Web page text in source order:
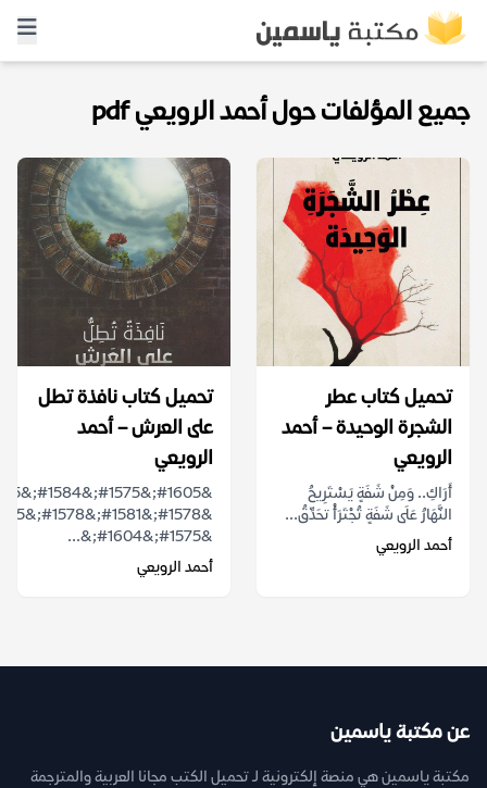
جميع المؤلفات حول أحمد الرويعي pdf
تحميل كتاب عطر
الشجرة الوحيدة – أحمد
الرويعي
أَرَاكِ.. وَمِنْ شَفَةٍ يَسْتَرِيحُ
النَّهَارُ عَلَى شَفَةٍ تُجْتَرَأْ تحَدِّقُ...
أحمد الرويعي
تحميل كتاب نافذة تطل
على العرش – أحمد
الرويعي
&#1575;&#1604;&...
أحمد الرويعي
عن مكتبة ياسمين
مكتبة ياسمين هي منصة إلكترونية لـ تحميل الكتب مجانا العربية والمترجمة